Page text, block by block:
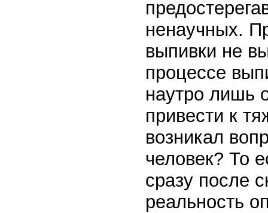
ненаучных.
выпивки не
процессе
наутро лишь
привести к
возникал
человек? То
сразу после
реальность